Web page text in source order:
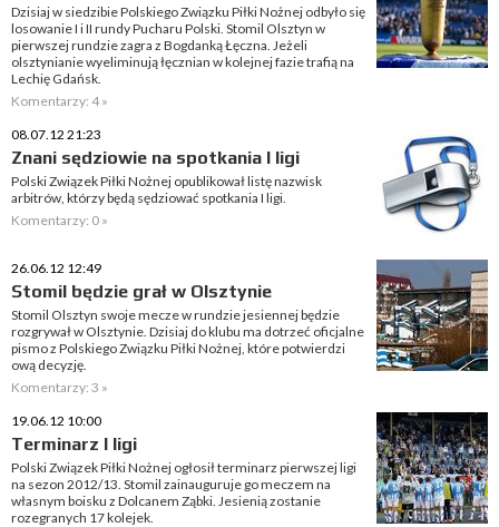
Dzisiaj w siedzibie Polskiego Związku Piłki Nożnej odbyło się
losowanie I i II rundy Pucharu Polski. Stomil Olsztyn w
pierwszej rundzie zagra z Bogdanką Łęczna. Jeżeli
olsztynianie wyeliminują łęcznian w kolejnej fazie trafią na
Lechię Gdańsk.
Komentarzy: 4 »
08.07.12 21:23
Znani sędziowie na spotkania I ligi
Polski Związek Piłki Nożnej opublikował listę nazwisk
arbitrów, którzy będą sędziować spotkania I ligi.
Komentarzy: 0 »
26.06.12 12:49
Stomil będzie grał w Olsztynie
Stomil Olsztyn swoje mecze w rundzie jesiennej będzie
rozgrywał w Olsztynie. Dzisiaj do klubu ma dotrzeć oficjalne
pismo z Polskiego Związku Piłki Nożnej, które potwierdzi
ową decyzję.
Komentarzy: 3 »
19.06.12 10:00
Terminarz I ligi
Polski Związek Piłki Nożnej ogłosił terminarz pierwszej ligi
na sezon 2012/13. Stomil zainauguruje go meczem na
własnym boisku z Dolcanem Ząbki. Jesienią zostanie
rozegranych 17 kolejek.